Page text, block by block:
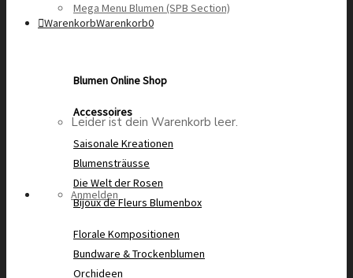
WarenkorbWarenkorb0
Leider ist dein Warenkorb leer.
Anmelden
Mega Menu Blumen (SPB Section)
Blumen Online Shop
Accessoires
Saisonale Kreationen
Blumensträusse
Die Welt der Rosen
Bijoux de Fleurs Blumenbox
Florale Kompositionen
Bundware & Trockenblumen
Orchideen